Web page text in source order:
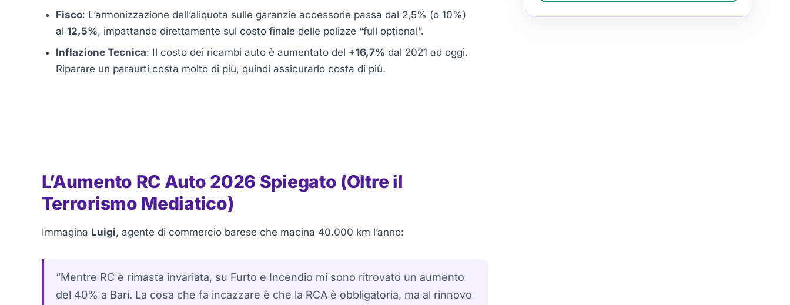
Fisco: L’armonizzazione dell’aliquota sulle garanzie accessorie passa dal 2,5% (o 10%)
al 12,5%, impattando direttamente sul costo finale delle polizze “full optional”.
Inflazione Tecnica: Il costo dei ricambi auto è aumentato del +16,7% dal 2021 ad oggi.
Riparare un paraurti costa molto di più, quindi assicurarlo costa di più.
L’Aumento RC Auto 2026 Spiegato (Oltre il
Terrorismo Mediatico)
Immagina Luigi, agente di commercio barese che macina 40.000 km l’anno:
“Mentre RC è rimasta invariata, su Furto e Incendio mi sono ritrovato un aumento
del 40% a Bari. La cosa che fa incazzare è che la RCA è obbligatoria, ma al rinnovo